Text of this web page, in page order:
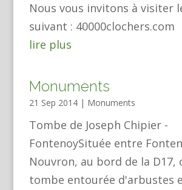
Nous vous invitons à visiter
suivant : 40000clochers.com
lire plus
Monuments
21 Sep 2014| Monuments
Tombe de Joseph Chipier -
FontenoySituée entre
Nouvron, au bord de la D17,
tombe entourée d'arbustes